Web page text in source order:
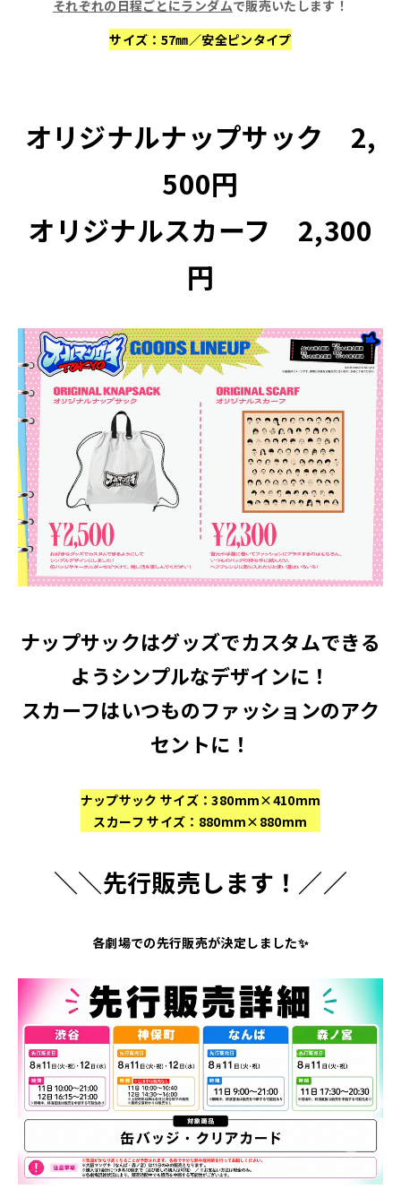
それぞれの日程ごとにランダムで販売いたします！
サイズ：57㎜／安全ピンタイプ
オリジナルナップサック 2,
500円
オリジナルスカーフ 2,300
円
ナップサックはグッズでカスタムできる
ようシンプルなデザインに！
スカーフはいつものファッションのアク
セントに！
ナップサック サイズ：380mm×410mm
スカーフ サイズ：880mm×880mm
＼＼先行販売します！／／
各劇場での先行販売が決定しました✨